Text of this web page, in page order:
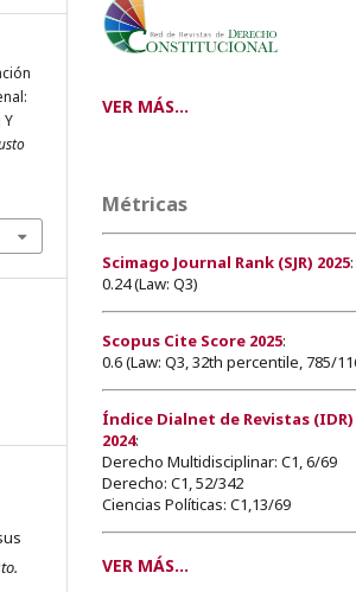
VER MÁS...
Métricas
Scimago Journal Rank (SJR) 2025:
0.24 (Law: Q3)
Scopus Cite Score 2025:
0.6 (Law: Q3, 32th percentile, 785/
Índice Dialnet de Revistas (IDR)
2024:
Derecho Multidisciplinar: C1, 6/69
Derecho: C1, 52/342
Ciencias Políticas: C1,13/69
VER MÁS...